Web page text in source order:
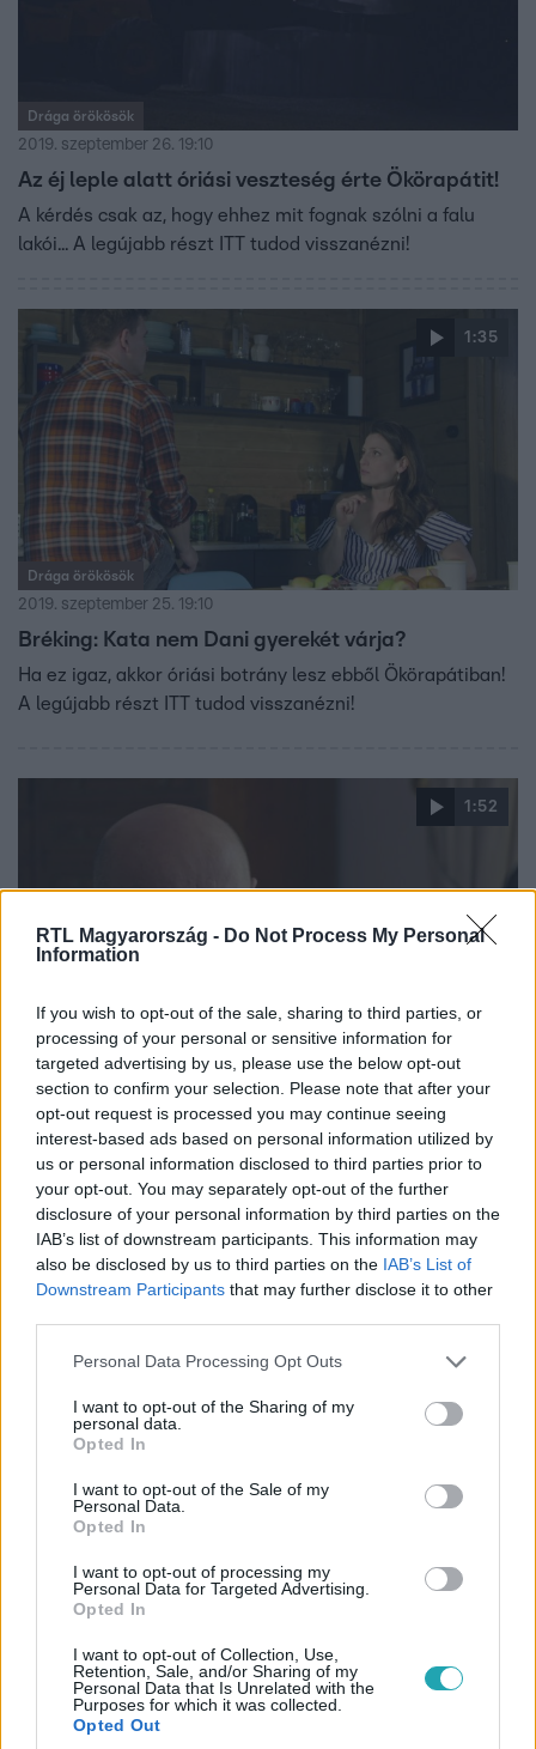
RTL Magyarország - Do Not Process My Personal
Information
If you wish to opt-out of the sale, sharing to third parties, or
processing of your personal or sensitive information for
targeted advertising by us, please use the below opt-out
section to confirm your selection. Please note that after your
opt-out request is processed you may continue seeing
interest-based ads based on personal information utilized by
us or personal information disclosed to third parties prior to
your opt-out. You may separately opt-out of the further
disclosure of your personal information by third parties on the
IAB’s list of downstream participants. This information may
also be disclosed by us to third parties on the IAB’s List of
Downstream Participants that may further disclose it to other
Please note that this website/app uses one or more Google
not limited to your visit or usage behaviour. You may click to
grant or deny consent to Google and its third-party tags to
use your data for below specified purposes in below Google
consent section.
Personal Data Processing Opt Outs
I want to opt-out of the Sharing of my
personal data.
Opted In
I want to opt-out of the Sale of my
Personal Data.
Opted In
I want to opt-out of processing my
Personal Data for Targeted Advertising.
Opted In
I want to opt-out of Collection, Use,
Retention, Sale, and/or Sharing of my
Personal Data that Is Unrelated with the
Purposes for which it was collected.
Opted Out
Drága örökösök
2019. szeptember 26. 19:10
Az éj leple alatt óriási veszteség érte Ökörapátit!
A kérdés csak az, hogy ehhez mit fognak szólni a falu
lakói... A legújabb részt ITT tudod visszanézni!
1:35
Drága örökösök
2019. szeptember 25. 19:10
Bréking: Kata nem Dani gyerekét várja?
Ha ez igaz, akkor óriási botrány lesz ebből Ökörapátiban!
A legújabb részt ITT tudod visszanézni!
1:52
Drága örökösök
2019. szeptember 25. 19:10
Kiderült hát a titok: felbecsülhetetlen kincsre lelt
Szappanos Tibi!
Úgy tűnik, Valinak mégsem volt igaza abban, hogy az a
váza értéktelen, amit Tibi talált a padláson - vagy
mégsem tévedett? A legújabb részt ITT tudod
visszanézni!
1:38
Drága örökösök
Könnyekben tört ki a Drága örökösök Szlávenje:
nehéz volt a búcsú!
A sorozat egyik jelenete igen meghatóra sikerült, amit